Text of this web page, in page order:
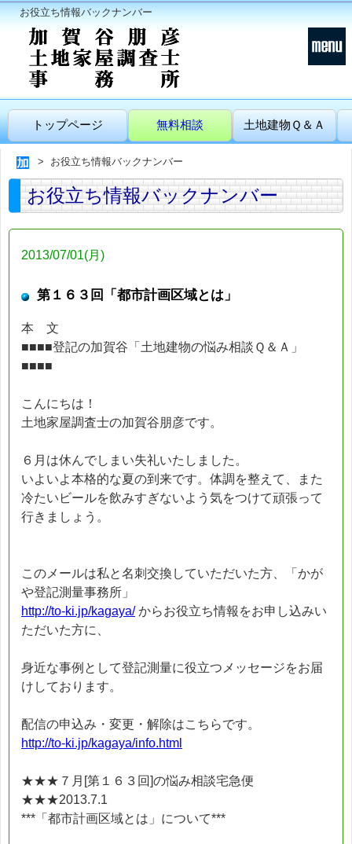
お役立ち情報バックナンバー
トップページ 無料相談 土地建物Ｑ＆Ａ
お役立ち情報バックナンバー
お役立ち情報バックナンバー
2013/07/01(月)
第１６３回「都市計画区域とは」
本 文
■■■■登記の加賀谷「土地建物の悩み相談Ｑ＆Ａ」
■■■■
こんにちは！
土地家屋調査士の加賀谷朋彦です。
６月は休んでしまい失礼いたしました。
いよいよ本格的な夏の到来です。体調を整えて、また
冷たいビールを飲みすぎないよう気をつけて頑張って
行きましょう。
このメールは私と名刺交換していただいた方、「かが
や登記測量事務所」
http://to-ki.jp/kagaya/からお役立ち情報をお申し込みい
ただいた方に、
身近な事例として登記測量に役立つメッセージをお届
けしております。
配信の申込み・変更・解除はこちらです。
http://to-ki.jp/kagaya/info.html
★★★７月[第１６３回]の悩み相談宅急便
★★★2013.7.1
***「都市計画区域とは」について***